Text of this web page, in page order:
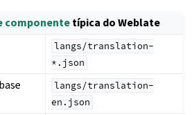
componentetípica do Weblate
langs/translation-
*.json
langs/translation-
en.json